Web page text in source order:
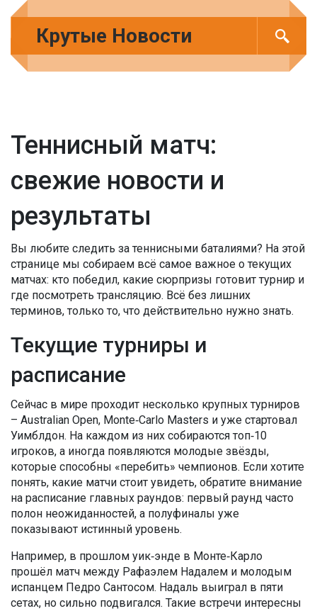
Крутые Новости
Теннисный матч:
свежие новости и
результаты
Вы любите следить за теннисными баталиями? На этой
странице мы собираем всё самое важное о текущих
матчах: кто победил, какие сюрпризы готовит турнир и
где посмотреть трансляцию. Всё без лишних
терминов, только то, что действительно нужно знать.
Текущие турниры и
расписание
Сейчас в мире проходит несколько крупных турниров
– Australian Open, Monte‑Carlo Masters и уже стартовал
Уимблдон. На каждом из них собираются топ‑10
игроков, а иногда появляются молодые звёзды,
которые способны «перебить» чемпионов. Если хотите
понять, какие матчи стоит увидеть, обратите внимание
на расписание главных раундов: первый раунд часто
полон неожиданностей, а полуфиналы уже
показывают истинный уровень.
Например, в прошлом уик‑энде в Монте‑Карло
прошёл матч между Рафаэлем Надалем и молодым
испанцем Педро Сантосом. Надаль выиграл в пяти
сетах, но сильно подвигался. Такие встречи интересны